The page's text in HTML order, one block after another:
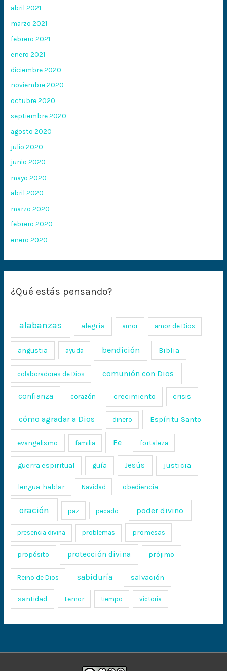
abril 2021
marzo 2021
febrero 2021
enero 2021
diciembre 2020
noviembre 2020
octubre 2020
septiembre 2020
agosto 2020
julio 2020
junio 2020
mayo 2020
abril 2020
marzo 2020
febrero 2020
enero 2020
¿Qué estás pensando?
alabanzas alegría amor amor de Dios
angustia ayuda bendición Biblia
colaboradores de Dios comunión con Dios
confianza corazón crecimiento crisis
cómo agradar a Dios dinero Espíritu Santo
evangelismo familia Fe fortaleza
guerra espiritual guía Jesús justicia
lengua-hablar Navidad obediencia
oración paz pecado poder divino
presencia divina problemas promesas
propósito protección divina prójimo
Reino de Dios sabiduría salvación
santidad temor tiempo victoria